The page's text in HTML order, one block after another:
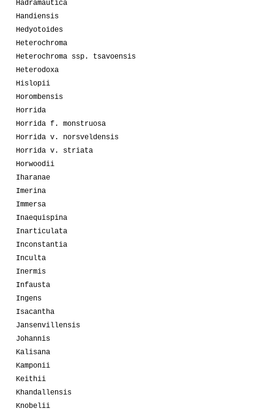
Hadramautica
Handiensis
Hedyotoides
Heterochroma
Heterochroma ssp. tsavoensis
Heterodoxa
Hislopii
Horombensis
Horrida
Horrida f. monstruosa
Horrida v. norsveldensis
Horrida v. striata
Horwoodii
Iharanae
Imerina
Immersa
Inaequispina
Inarticulata
Inconstantia
Inculta
Inermis
Infausta
Ingens
Isacantha
Jansenvillensis
Johannis
Kalisana
Kamponii
Keithii
Khandallensis
Knobelii